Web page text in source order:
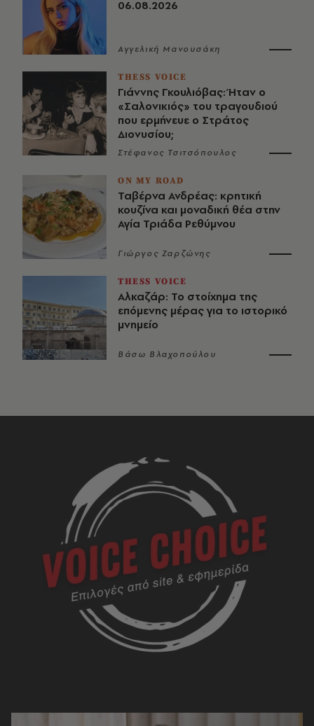
06.08.2026
Αγγελική Μανουσάκη
THESS VOICE
Γιάννης Γκουλιόβας: Ήταν ο
«Σαλονικιός» του τραγουδιού
που ερμήνευε ο Στράτος
Διονυσίου;
Στέφανος Τσιτσόπουλος
ON MY ROAD
Ταβέρνα Ανδρέας: κρητική
κουζίνα και μοναδική θέα στην
Αγία Τριάδα Ρεθύμνου
Γιώργος Ζαρζώνης
THESS VOICE
Αλκαζάρ: Το στοίχημα της
επόμενης μέρας για το ιστορικό
μνημείο
Βάσω Βλαχοπούλου